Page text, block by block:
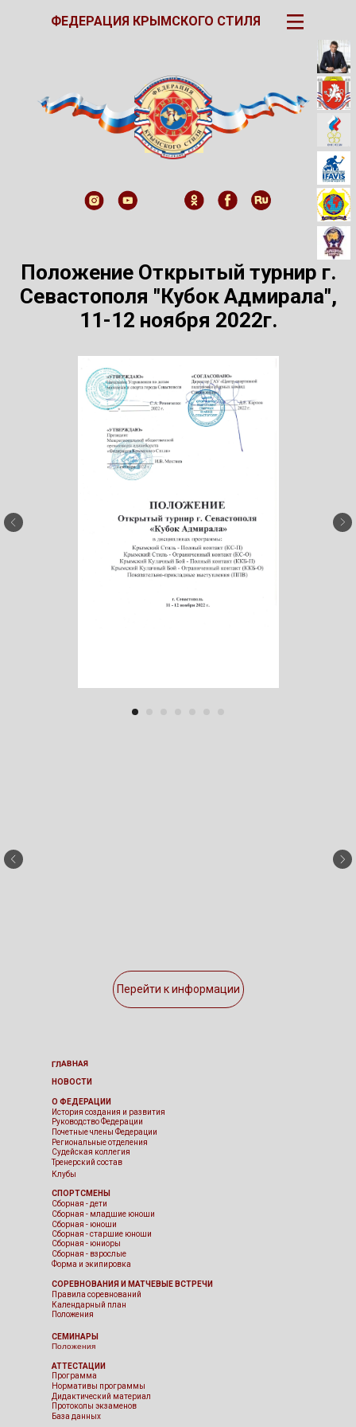
ФЕДЕРАЦИЯ КРЫМСКОГО СТИЛЯ III
Положение Открытый турнир г.
Севастополя "Кубок Адмирала",
11-12 ноября 2022г.
Перейти к информации
ГЛАВНАЯ
История создания и развития
СОРЕВНОВАНИЯ И МАТЧЕВЫЕ ВСТРЕЧИ
Сборная - дети
Правила соревнований
НОВОСТИ
О ФЕДЕРАЦИИ
СПОРТСМЕНЫ
СЕМИНАРЫ
Положения
АТТЕСТАЦИИ
Программа
Судейская коллегия
Почетные члены Федерации
Руководство Федерации
Тренерский состав
Клубы
Региональные отделения
Сборная - юниоры
Форма и экипировка
Сборная - старшие юноши
Сборная - юноши
Сборная - взрослые
Сборная - младшие юноши
Календарный план
База данных
Дидактический материал
Нормативы программы
Протоколы экзаменов
Положения